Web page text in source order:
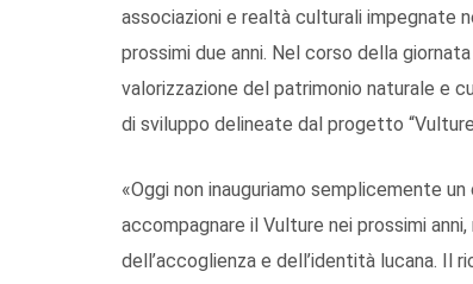
associazioni e realtà culturali impegnate
prossimi due anni. Nel corso della
valorizzazione del patrimonio naturale e
di sviluppo delineate dal progetto
«Oggi non inauguriamo semplicemente
accompagnare il Vulture nei prossimi
dell’accoglienza e dell’identità lucana.